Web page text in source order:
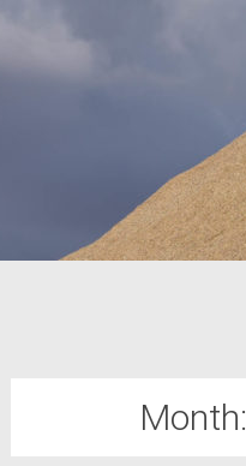
Month: